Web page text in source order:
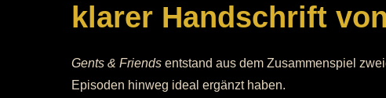
klarer Handschrift
Gents & Friendsentstand aus dem Zusammenspiel
Episoden hinweg ideal ergänzt haben.